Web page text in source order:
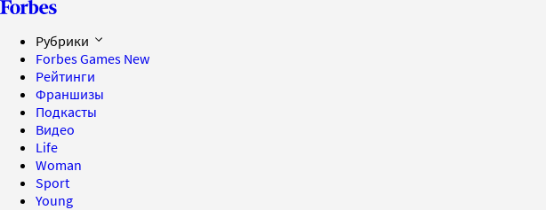
Рубрики
Forbes Games New
Рейтинги
Франшизы
Подкасты
Видео
Life
Woman
Sport
Young